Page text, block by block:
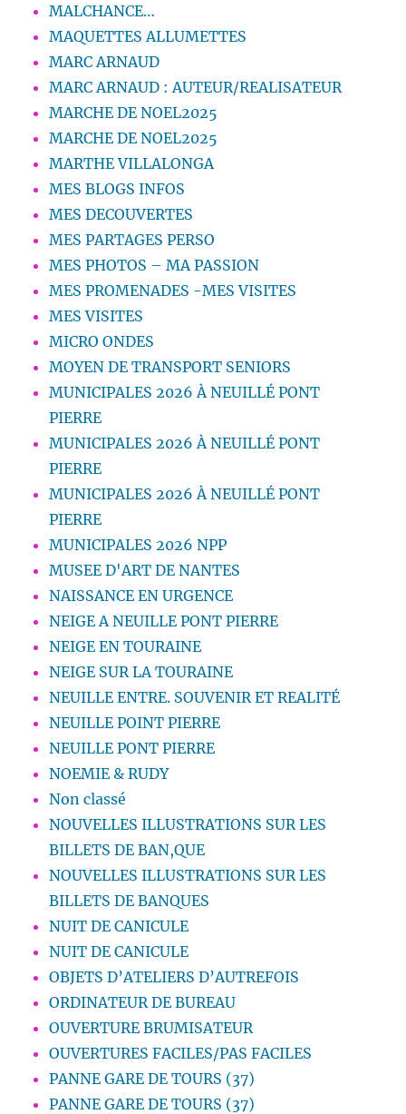
MALCHANCE…
MAQUETTES ALLUMETTES
MARC ARNAUD
MARC ARNAUD : AUTEUR/REALISATEUR
MARCHE DE NOEL2025
MARCHE DE NOEL2025
MARTHE VILLALONGA
MES BLOGS INFOS
MES DECOUVERTES
MES PARTAGES PERSO
MES PHOTOS – MA PASSION
MES PROMENADES -MES VISITES
MES VISITES
MICRO ONDES
MOYEN DE TRANSPORT SENIORS
MUNICIPALES 2026 À NEUILLÉ PONT
PIERRE
MUNICIPALES 2026 À NEUILLÉ PONT
PIERRE
MUNICIPALES 2026 À NEUILLÉ PONT
PIERRE
MUNICIPALES 2026 NPP
MUSEE D'ART DE NANTES
NAISSANCE EN URGENCE
NEIGE A NEUILLE PONT PIERRE
NEIGE EN TOURAINE
NEIGE SUR LA TOURAINE
NEUILLE ENTRE. SOUVENIR ET REALITÉ
NEUILLE POINT PIERRE
NEUILLE PONT PIERRE
NOEMIE & RUDY
Non classé
NOUVELLES ILLUSTRATIONS SUR LES
BILLETS DE BAN,QUE
NOUVELLES ILLUSTRATIONS SUR LES
BILLETS DE BANQUES
NUIT DE CANICULE
NUIT DE CANICULE
OBJETS D’ATELIERS D’AUTREFOIS
ORDINATEUR DE BUREAU
OUVERTURE BRUMISATEUR
OUVERTURES FACILES/PAS FACILES
PANNE GARE DE TOURS (37)
PANNE GARE DE TOURS (37)